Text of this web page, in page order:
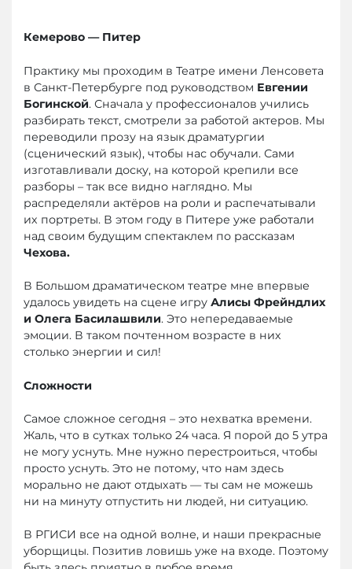
Кемерово — Питер
Практику мы проходим в Театре имени Ленсовета
в Санкт-Петербурге под руководством Евгении
Богинской. Сначала у профессионалов учились
разбирать текст, смотрели за работой актеров. Мы
переводили прозу на язык драматургии
(сценический язык), чтобы нас обучали. Сами
изготавливали доску, на которой крепили все
разборы – так все видно наглядно. Мы
распределяли актёров на роли и распечатывали
их портреты. В этом году в Питере уже работали
над своим будущим спектаклем по рассказам
Чехова.
В Большом драматическом театре мне впервые
удалось увидеть на сцене игру Алисы Фрейндлих
и Олега Басилашвили. Это непередаваемые
эмоции. В таком почтенном возрасте в них
столько энергии и сил!
Сложности
Самое сложное сегодня – это нехватка времени.
Жаль, что в сутках только 24 часа. Я порой до 5 утра
не могу уснуть. Мне нужно перестроиться, чтобы
просто уснуть. Это не потому, что нам здесь
морально не дают отдыхать — ты сам не можешь
ни на минуту отпустить ни людей, ни ситуацию.
В РГИСИ все на одной волне, и наши прекрасные
уборщицы. Позитив ловишь уже на входе. Поэтому